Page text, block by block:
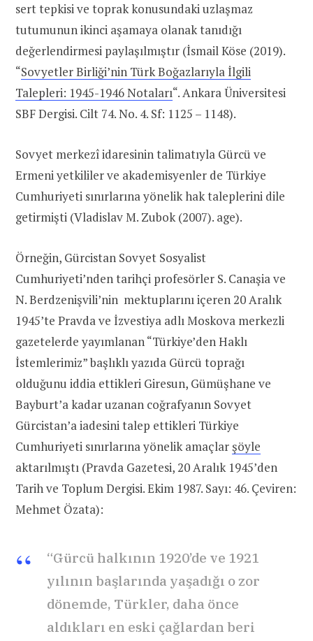
sert tepkisi ve toprak konusundaki uzlaşmaz
tutumunun ikinci aşamaya olanak tanıdığı
değerlendirmesi paylaşılmıştır (İsmail Köse (2019).
“Sovyetler Birliği’nin Türk Boğazlarıyla İlgili
Talepleri: 1945-1946 Notaları“. Ankara Üniversitesi
SBF Dergisi. Cilt 74. No. 4. Sf: 1125 – 1148).
Sovyet merkezî idaresinin talimatıyla Gürcü ve
Ermeni yetkililer ve akademisyenler de Türkiye
Cumhuriyeti sınırlarına yönelik hak taleplerini dile
getirmişti (Vladislav M. Zubok (2007). age).
Örneğin, Gürcistan Sovyet Sosyalist
Cumhuriyeti’nden tarihçi profesörler S. Canaşia ve
N. Berdzenişvili’nin mektuplarını içeren 20 Aralık
1945’te Pravda ve İzvestiya adlı Moskova merkezli
gazetelerde yayımlanan “Türkiye’den Haklı
İstemlerimiz” başlıklı yazıda Gürcü toprağı
olduğunu iddia ettikleri Giresun, Gümüşhane ve
Bayburt’a kadar uzanan coğrafyanın Sovyet
Gürcistan’a iadesini talep ettikleri Türkiye
Cumhuriyeti sınırlarına yönelik amaçlarşöyle
aktarılmıştı (Pravda Gazetesi, 20 Aralık 1945’den
Tarih ve Toplum Dergisi. Ekim 1987. Sayı: 46. Çeviren:
Mehmet Özata):
“Gürcü halkının 1920’de ve 1921
yılının başlarında yaşadığı o zor
dönemde, Türkler, daha önce
aldıkları en eski çağlardan beri